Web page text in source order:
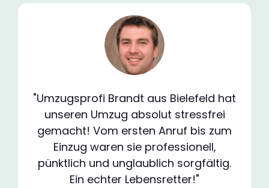
"Umzugsprofi Brandt aus Bielefeld hat
unseren Umzug absolut stressfrei
gemacht! Vom ersten Anruf bis zum
Einzug waren sie professionell,
pünktlich und unglaublich sorgfältig.
Ein echter Lebensretter!"